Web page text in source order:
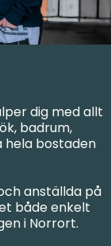
dig med allt
badrum,
hela bostaden
anställda på
både enkelt
i Norrort.